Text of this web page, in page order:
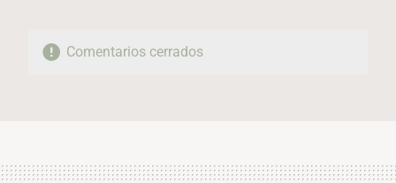
Comentarios cerrados